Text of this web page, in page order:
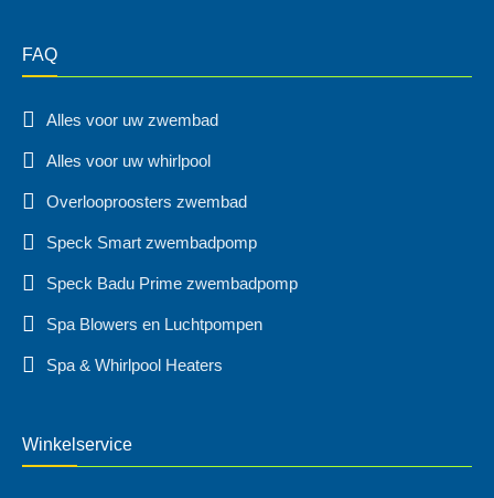
FAQ
Alles voor uw zwembad
Alles voor uw whirlpool
Overlooproosters zwembad
Speck Smart zwembadpomp
Speck Badu Prime zwembadpomp
Spa Blowers en Luchtpompen
Spa & Whirlpool Heaters
Winkelservice